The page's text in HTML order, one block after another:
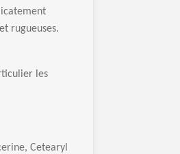
licatement
rugueuses.
les
Cetearyl